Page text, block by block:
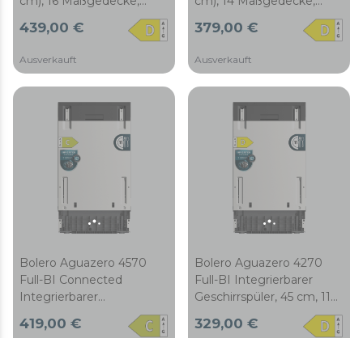
Energieeffizienzklasse D,
Inverter Plus Duo Motor,
Startzeitvorwahl und
obere Besteckschublade
439,00 €
Ausverkauft
Energieeffizienzklasse D,
Inverter Plus Duo Motor,
Startzeitvorwahl und
Besteckkorb
379,00 €
Ausverkauft
Bolero Aguazero 4570
Full-BI Connected
Integrierbarer
Geschirrspüler, 45 cm, 11
Maßgedecke, Klasse C,
419,00 €
Bolero Aguazero 4270
Full-BI Integrierbarer
Geschirrspüler, 45 cm, 11
Maßgedecke, Klasse D,
Inverter-Plus-Duo-Motor,
329,00 €